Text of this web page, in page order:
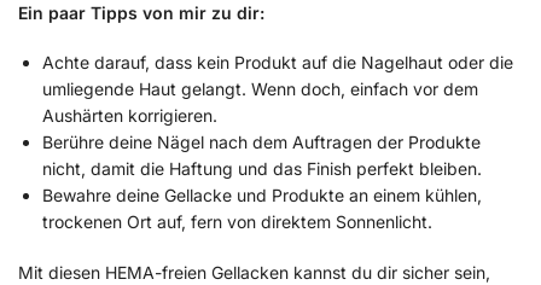
Ein paar Tipps von mir zu dir:
Achte darauf, dass kein Produkt auf die Nagelhaut oder die
umliegende Haut gelangt. Wenn doch, einfach vor dem
Aushärten korrigieren.
Berühre deine Nägel nach dem Auftragen der Produkte
nicht, damit die Haftung und das Finish perfekt bleiben.
Bewahre deine Gellacke und Produkte an einem kühlen,
trockenen Ort auf, fern von direktem Sonnenlicht.
Mit diesen HEMA-freien Gellacken kannst du dir sicher sein,